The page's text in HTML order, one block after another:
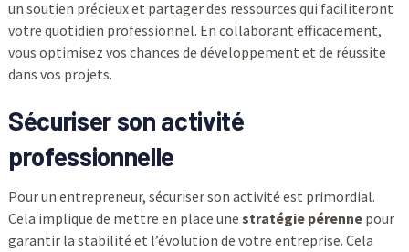
un soutien précieux et partager des ressources qui faciliteront
votre quotidien professionnel. En collaborant efficacement,
vous optimisez vos chances de développement et de réussite
dans vos projets.
Sécuriser son activité
professionnelle
Pour un entrepreneur, sécuriser son activité est primordial.
Cela implique de mettre en place une stratégie pérennepour
garantir la stabilité et l’évolution de votre entreprise. Cela